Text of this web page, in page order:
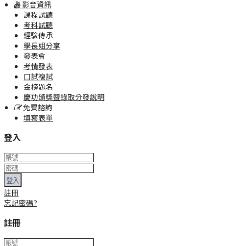
影音資訊
課程試聽
考科試聽
經驗傳承
學長姐分享
發表會
考情發表
口試複試
金榜題名
慶功頒獎暨錄取分發說明
免費諮詢
填寫表單
登入
登入
註冊
忘記密碼?
註冊